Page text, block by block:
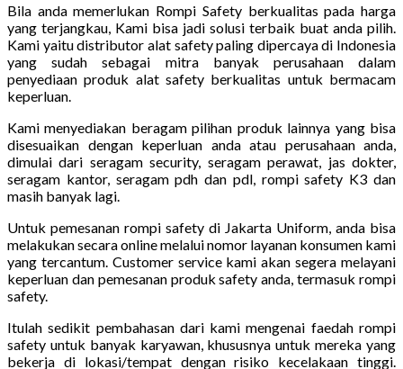
Bila anda memerlukan Rompi Safety berkualitas pada harga
yang terjangkau, Kami bisa jadi solusi terbaik buat anda pilih.
Kami yaitu distributor alat safety paling dipercaya di Indonesia
yang sudah sebagai mitra banyak perusahaan dalam
penyediaan produk alat safety berkualitas untuk bermacam
keperluan.
Kami menyediakan beragam pilihan produk lainnya yang bisa
disesuaikan dengan keperluan anda atau perusahaan anda,
dimulai dari seragam security, seragam perawat, jas dokter,
seragam kantor, seragam pdh dan pdl, rompi safety K3 dan
masih banyak lagi.
Untuk pemesanan rompi safety di Jakarta Uniform, anda bisa
melakukan secara online melalui nomor layanan konsumen kami
yang tercantum. Customer service kami akan segera melayani
keperluan dan pemesanan produk safety anda, termasuk rompi
safety.
Itulah sedikit pembahasan dari kami mengenai faedah rompi
safety untuk banyak karyawan, khususnya untuk mereka yang
bekerja di lokasi/tempat dengan risiko kecelakaan tinggi.